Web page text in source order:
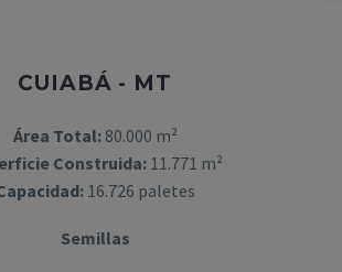
CUIABÁ - MT
Área Total:80.000 m²
Construida:11.771 m²
16.726 paletes
Semillas